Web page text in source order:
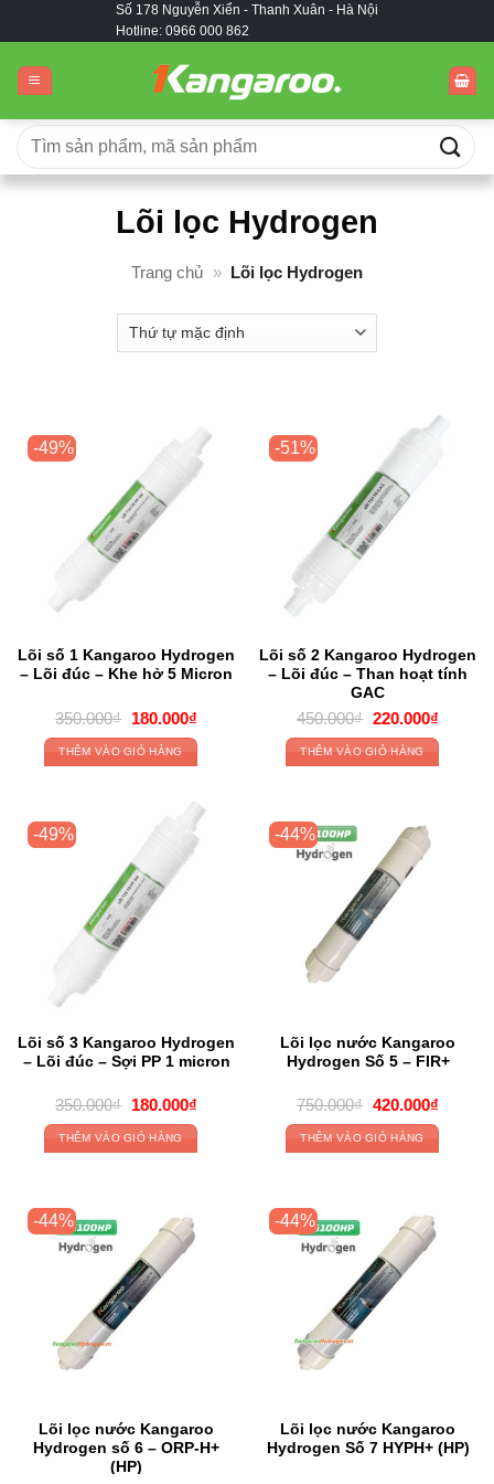
qua
nội
dung
Số 178 Nguyễn Xiển - Thanh Xuân - Hà Nội
Hotline: 0966 000 862
Tìm
Lõi lọc Hydrogen
Trang chủ » Lõi lọc Hydrogen
-49%
Lõi số 1 Kangaroo Hydrogen
– Lõi đúc – Khe hở 5 Micron
350.000₫ Original
price
was:
350.000₫.
180.000₫Current
is:
180.000₫.
THÊM VÀO GIỎ HÀNG
-51%
Lõi số 2 Kangaroo Hydrogen
– Lõi đúc – Than hoạt tính
GAC
450.000₫ Original
price
was:
450.000₫.
220.000₫Current
is:
THÊM VÀO GIỎ HÀNG
-49%
Lõi số 3 Kangaroo Hydrogen
– Lõi đúc – Sợi PP 1 micron
350.000₫ Original
price
was:
350.000₫.
180.000₫Current
is:
180.000₫.
THÊM VÀO GIỎ HÀNG
-44%
Lõi lọc nước Kangaroo
Hydrogen Số 5 – FIR+
750.000₫ Original
price
was:
750.000₫.
420.000₫Current
is:
THÊM VÀO GIỎ HÀNG
-44%
Lõi lọc nước Kangaroo
Hydrogen số 6 – ORP-H+
(HP)
-44%
Lõi lọc nước Kangaroo
Hydrogen Số 7 HYPH+ (HP)